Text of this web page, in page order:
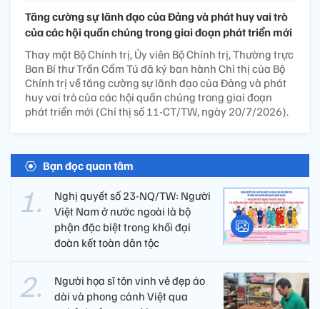
Tăng cường sự lãnh đạo của Đảng và phát huy vai trò
của các hội quần chúng trong giai đoạn phát triển mới
Thay mặt Bộ Chính trị, Ủy viên Bộ Chính trị, Thường trực
Ban Bí thư Trần Cẩm Tú đã ký ban hành Chỉ thị của Bộ
Chính trị về tăng cường sự lãnh đạo của Đảng và phát
huy vai trò của các hội quần chúng trong giai đoạn
phát triển mới (Chỉ thị số 11-CT/TW, ngày 20/7/2026).
Bạn đọc quan tâm
Nghị quyết số 23-NQ/TW: Người
Việt Nam ở nước ngoài là bộ
phận đặc biệt trong khối đại
đoàn kết toàn dân tộc
Người họa sĩ tôn vinh vẻ đẹp áo
dài và phong cảnh Việt qua